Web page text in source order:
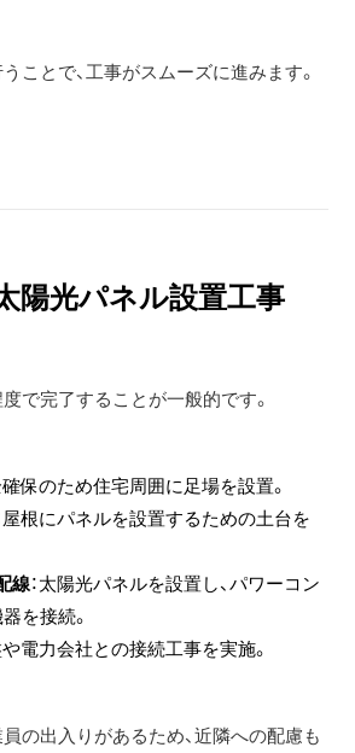
ことで、工事がスムーズに進みます。
陽光パネル設置工事
で完了することが一般的です。
確保のため住宅周囲に足場を設置。
屋根にパネルを設置するための土台を
線：太陽光パネルを設置し、パワーコン
を接続。
や電力会社との接続工事を実施。
の出入りがあるため、近隣への配慮も